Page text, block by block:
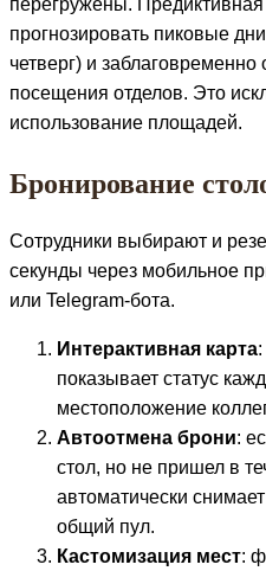
перегружены. Предиктивная
прогнозировать пиковые
четверг) и
посещения отделов. Это
использование площадей.
Бронирование
Сотрудники выбирают и
секунды через мобильное
или Telegram-бота.
Интерактивная карта
показывает статус
местоположение
Автоотмена брони:
стол, но не пришел в
автоматически
общий пул.
Кастомизация мест: